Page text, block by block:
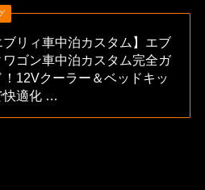
ブリィ車中泊カスタム】エブ
ワゴン車中泊カスタム完全ガ
！12Vクーラー＆ベッドキッ
快適化 …